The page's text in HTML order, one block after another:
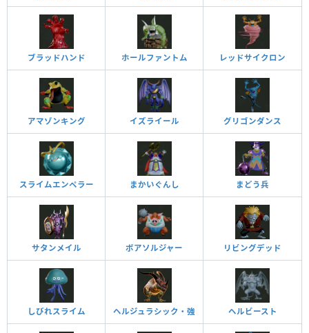
ブラッドハンド ホールファントム レッドサイクロン
アマゾンキング イズライール グリゴンダンス
スライムエンペラー まかいぐんし まどう兵
サタンメイル ボアソルジャー リビングデッド
しびれスライム ヘルジュラシック・強 ヘルビースト